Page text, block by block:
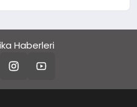
Haberleri